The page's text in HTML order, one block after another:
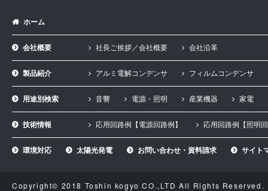
ホーム
会社概要 社長ご挨拶／会社概要 会社沿革
製品紹介 アルミ電解コンデンサ フィルムコンデンサ
用途別検索 音響 電源・照明 産業機器 家電
技術情報 応用回路例【電源回路例】 応用回路例【照明
環境対応 太陽光発電 お問い合わせ・資料請求 サイト
Copyright© 2018 Toshin kogyo CO.,LTD All Rights Reserved.